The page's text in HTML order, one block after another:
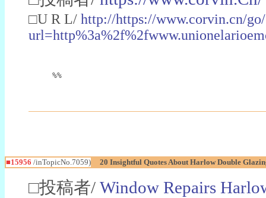
□U R L/ http://https://www.corvin.cn/
%%
■15956 /inTopicNo.7059) 20 Insightful Quotes About Harlow Double
□投稿者/ Window Repairs